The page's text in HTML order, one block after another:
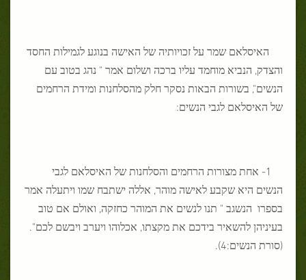
האיסלאם שמר על זכויותיה של האישה בנוגע לגמילות החסד
והצדק, הנביא מוחמד עליו ברכה ושלום אמר " נהג בטוב עם
הנשים", בשורות הבאות נסקר חלק מהסלחנות ומידת הרחמים
של האיסלאם לגבי הנשים:
1- אחת מצורות הרחמים והסלחנות של האיסלאם לגבי
הנשים היא שקבע לאישה מוהר, אללה ישתבח שמו ויתעלה אמר
בספרו הנשגב " תנו לנשים את המוהר כחזקה, ואולם אם טוב
בעיניהן להשאיר בידכם את מקצתו, אכלוהו ויערב ויבשם לכם".
(סורת הנשים:4).